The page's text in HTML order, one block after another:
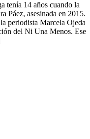
tenía 14 años cuando la
Páez, asesinada en 2015.
periodista Marcela Ojeda
del Ni Una Menos. Ese